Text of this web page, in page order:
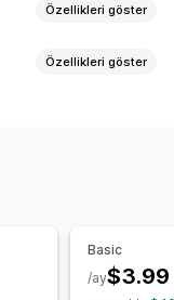
Özellikleri göster
Özellikleri göster
Basic
$3.99
/ay